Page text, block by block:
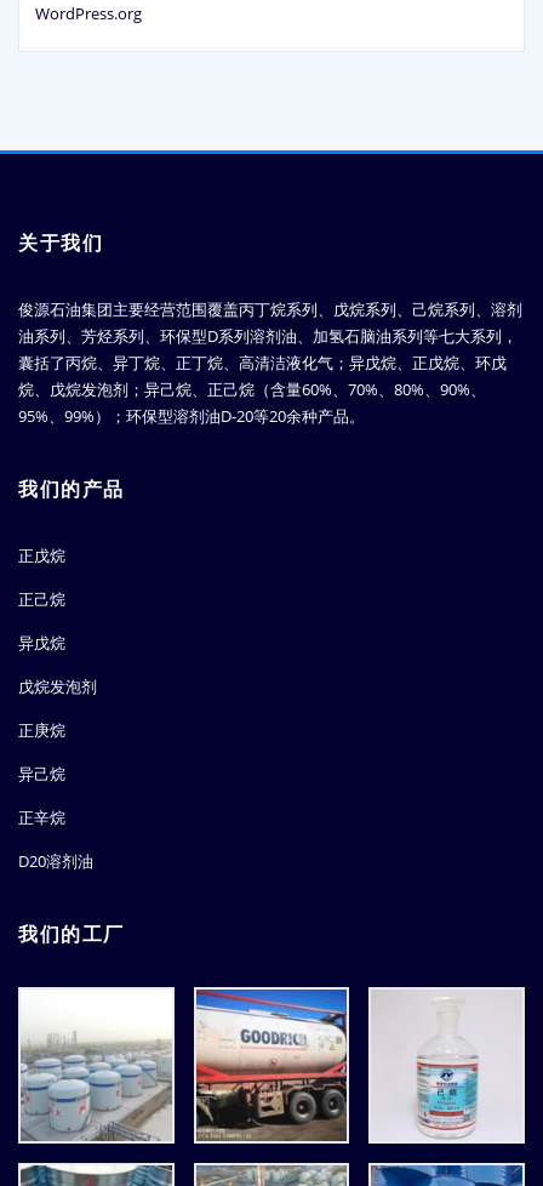
WordPress.org
关于我们
俊源石油集团主要经营范围覆盖丙丁烷系列、戊烷系列、己烷系列、溶剂
油系列、芳烃系列、环保型D系列溶剂油、加氢石脑油系列等七大系列，
囊括了丙烷、异丁烷、正丁烷、高清洁液化气；异戊烷、正戊烷、环戊
烷、戊烷发泡剂；异己烷、正己烷（含量60%、70%、80%、90%、
95%、99%）；环保型溶剂油D-20等20余种产品。
我们的产品
正戊烷
正己烷
异戊烷
戊烷发泡剂
正庚烷
异己烷
正辛烷
D20溶剂油
我们的工厂